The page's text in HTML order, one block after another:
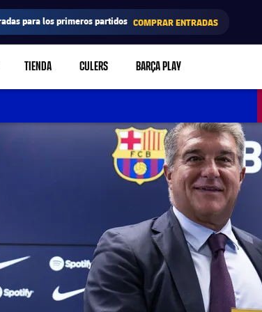
para los primeros partidos COMPRAR ENTRADAS
TIENDA CULERS BARÇA PLAY